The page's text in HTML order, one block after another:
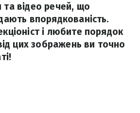
відео речей, що
впорядкованість.
і любите порядок
цих зображень ви точно